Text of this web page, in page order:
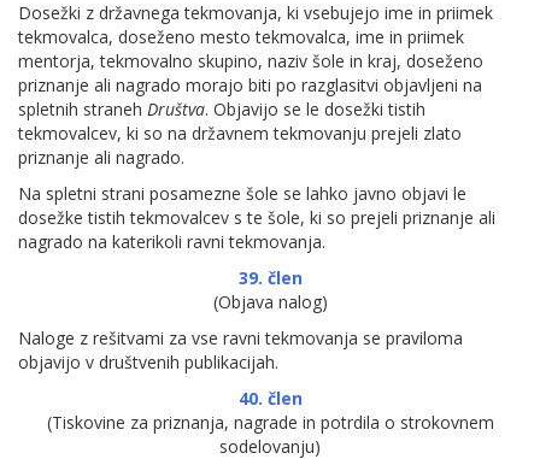
Dosežki z državnega tekmovanja, ki vsebujejo ime in priimek
tekmovalca, doseženo mesto tekmovalca, ime in priimek
mentorja, tekmovalno skupino, naziv šole in kraj, doseženo
priznanje ali nagrado morajo biti po razglasitvi objavljeni na
spletnih straneh Društva. Objavijo se le dosežki tistih
tekmovalcev, ki so na državnem tekmovanju prejeli zlato
priznanje ali nagrado.
Na spletni strani posamezne šole se lahko javno objavi le
dosežke tistih tekmovalcev s te šole, ki so prejeli priznanje ali
nagrado na katerikoli ravni tekmovanja.
39. člen
(Objava nalog)
Naloge z rešitvami za vse ravni tekmovanja se praviloma
objavijo v društvenih publikacijah.
40. člen
(Tiskovine za priznanja, nagrade in potrdila o strokovnem
sodelovanju)